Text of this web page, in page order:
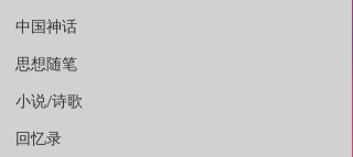
中国神话
思想随笔
小说/诗歌
回忆录